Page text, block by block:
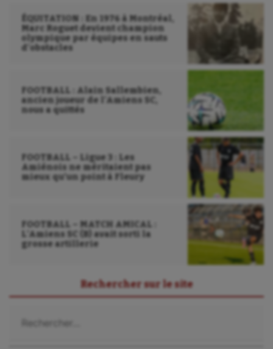
Sauvetage sportif
Sport adapté
Sport santé
Tir
Triathlon
Ultimate frisbee
Voile
ÉQUITATION : En 1976 à Montréal,
Marc Roguet devient champion
olympique par équipes en sauts
d’obstacles
FOOTBALL : Alain Sallembien,
ancien joueur de l’Amiens SC,
nous a quittés
FOOTBALL – Ligue 3 : Les
Amiénois ne méritaient pas
mieux qu’un point à Fleury
FOOTBALL – MATCH AMICAL :
L’Amiens SC (B) avait sorti la
grosse artillerie
Rechercher sur le site